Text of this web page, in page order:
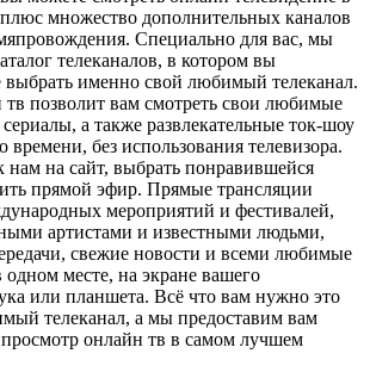
множество дополнительных каналов
Специально для вас, мы
телеканалов, в котором вы
выбрать именно свой любимый телеканал.
тв позволит вам смотреть свои любимые
а также развлекательные ток-шоу
времени, без использования телевизора.
нам на сайт, выбрать понравившейся
прямой эфир. Прямые трансляции
мероприятий и фестивалей,
артистами и известными людьми,
свежие новости и всеми любимые
месте, на экране вашего
или планшета. Всё что вам нужно это
телеканал, а мы предоставим вам
онлайн тв в самом лучшем